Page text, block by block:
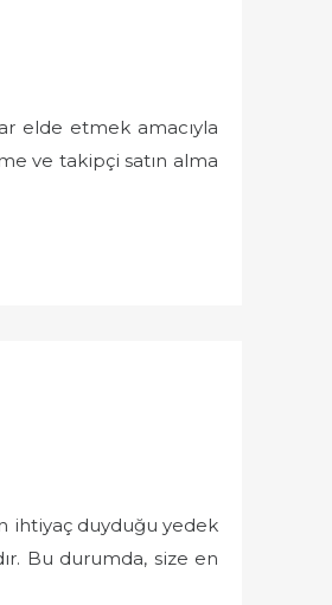
elde etmek amacıyla
ve takipçi satın alma
ihtiyaç duyduğu yedek
Bu durumda, size en